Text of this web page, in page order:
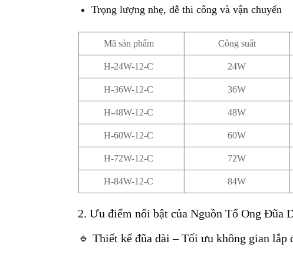
Trọng lượng nhẹ, dễ thi công và vận chuyển
Mã sản phẩm Công suất
H-24W-12-C 24W
H-36W-12-C 36W
H-48W-12-C 48W
H-60W-12-C 60W
H-72W-12-C 72W
H-84W-12-C 84W
2. Ưu điểm nổi bật của Nguồn Tổ Ong Đũa
🔹 Thiết kế đũa dài – Tối ưu không gian lắp